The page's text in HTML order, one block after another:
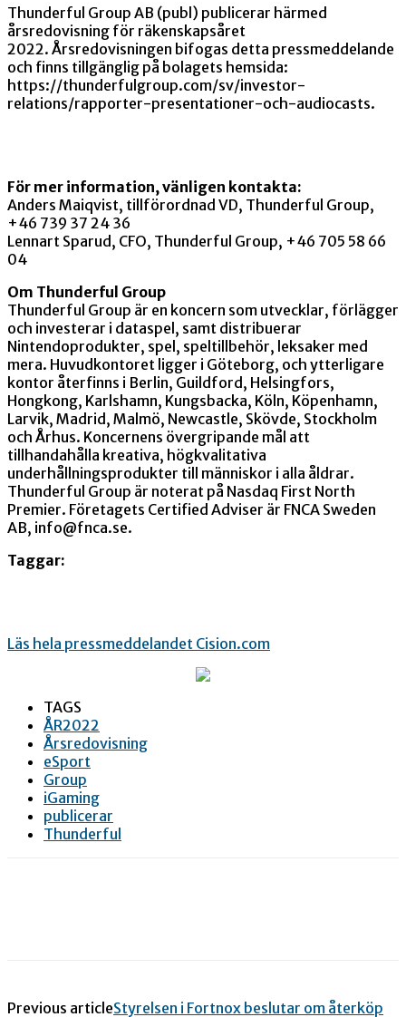
Thunderful Group AB (publ) publicerar härmed
årsredovisning för räkenskapsåret
2022. Årsredovisningen bifogas detta pressmeddelande
och finns tillgänglig på bolagets hemsida:
https://thunderfulgroup.com/sv/investor-
relations/rapporter-presentationer-och-audiocasts.
För mer information, vänligen kontakta:
Anders Maiqvist, tillförordnad VD, Thunderful Group,
+46 739 37 24 36
Lennart Sparud, CFO, Thunderful Group, +46 705 58 66
04
Om Thunderful Group
Thunderful Group är en koncern som utvecklar, förlägger
och investerar i dataspel, samt distribuerar
Nintendoprodukter, spel, speltillbehör, leksaker med
mera. Huvudkontoret ligger i Göteborg, och ytterligare
kontor återfinns i Berlin, Guildford, Helsingfors,
Hongkong, Karlshamn, Kungsbacka, Köln, Köpenhamn,
Larvik, Madrid, Malmö, Newcastle, Skövde, Stockholm
och Århus. Koncernens övergripande mål att
tillhandahålla kreativa, högkvalitativa
underhållningsprodukter till människor i alla åldrar.
Thunderful Group är noterat på Nasdaq First North
Premier. Företagets Certified Adviser är FNCA Sweden
AB, info@fnca.se.
Taggar:
Läs hela pressmeddelandet Cision.com
TAGS
ÅR2022
Årsredovisning
eSport
Group
iGaming
publicerar
Thunderful
Previous articleStyrelsen i Fortnox beslutar om återköp